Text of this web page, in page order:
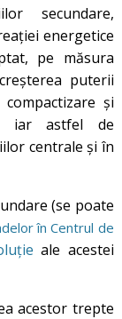
secundare,
energetice
pe măsura
puterii
și
iar astfel de
centrale și în
(se poate
în Centrul de
ale acestei
acestor trepte